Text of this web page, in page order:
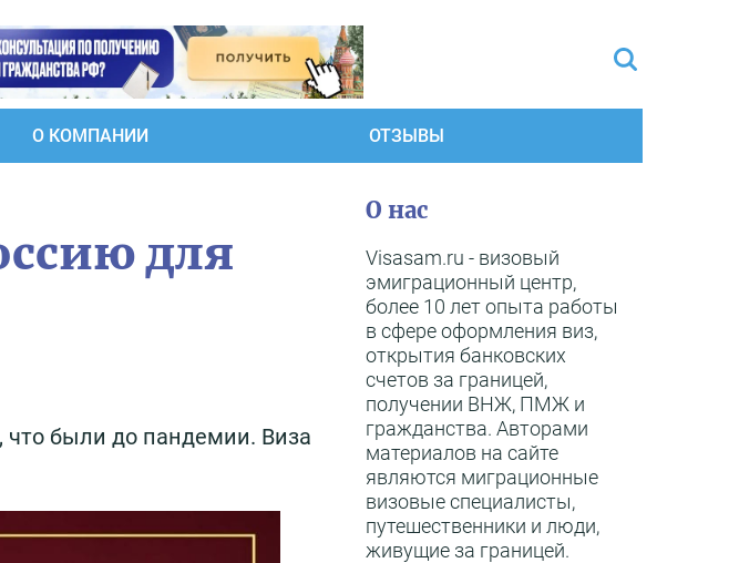
О КОМПАНИИ ОТЗЫВЫ
для
что были до пандемии. Виза
О нас
Visasam.ru - визовый
эмиграционный центр,
более 10 лет опыта работы
в сфере оформления виз,
открытия банковских
счетов за границей,
получении ВНЖ, ПМЖ и
гражданства. Авторами
материалов на сайте
являются миграционные
визовые специалисты,
путешественники и люди,
живущие за границей.